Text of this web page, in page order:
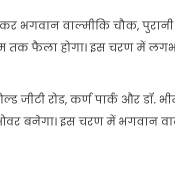
भगवान वाल्मीकि चौक, पुरानी
तक फैला होगा। इस चरण में
रोड, कर्ण पार्क और डॉ.
बनेगा। इस चरण में भगवान